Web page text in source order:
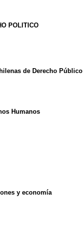
POLITICO
de Derecho Público
Humanos
y economía